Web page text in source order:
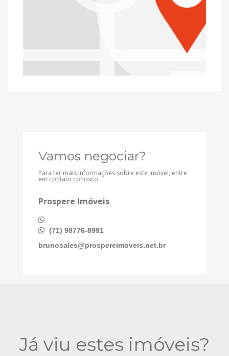
Vamos negociar?
Para ter mais informações sobre este imóvel, entre
em contato conosco
Prospere Imóveis
(71) 98776-8991
brunosales@prospereimoveis.net.br
Já viu estes imóveis?